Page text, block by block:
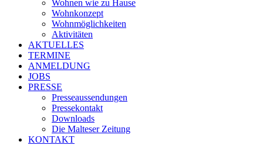
Wohnen wie zu Hause
Wohnkonzept
Wohnmöglichkeiten
Aktivitäten
AKTUELLES
TERMINE
ANMELDUNG
JOBS
PRESSE
Presseaussendungen
Pressekontakt
Downloads
Die Malteser Zeitung
KONTAKT